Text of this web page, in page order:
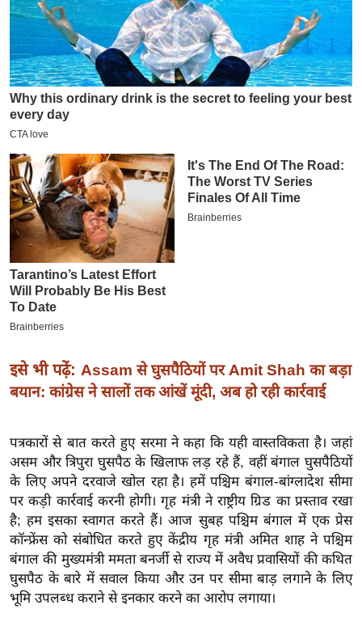
2
2
6
क्रा
इ
म
ई
-
पे
प
र
मि
सा
बे
मि
सा
श
ख्सि
य
त
यं
ग
इं
डि
इसे भी पढ़ें: Assam से घुसपैठियों पर Amit Shah का बड़ा
बयान: कांग्रेस ने सालों तक आंखें मूंदी, अब हो रही कार्रवाई
पत्रकारों से बात करते हुए सरमा ने कहा कि यही वास्तविकता है। जहां
असम और त्रिपुरा घुसपैठ के खिलाफ लड़ रहे हैं, वहीं बंगाल घुसपैठियों
के लिए अपने दरवाजे खोल रहा है। हमें पश्चिम बंगाल-बांग्लादेश सीमा
पर कड़ी कार्रवाई करनी होगी। गृह मंत्री ने राष्ट्रीय ग्रिड का प्रस्ताव रखा
है; हम इसका स्वागत करते हैं। आज सुबह पश्चिम बंगाल में एक प्रेस
कॉन्फ्रेंस को संबोधित करते हुए केंद्रीय गृह मंत्री अमित शाह ने पश्चिम
बंगाल की मुख्यमंत्री ममता बनर्जी से राज्य में अवैध प्रवासियों की कथित
घुसपैठ के बारे में सवाल किया और उन पर सीमा बाड़ लगाने के लिए
भूमि उपलब्ध कराने से इनकार करने का आरोप लगाया।